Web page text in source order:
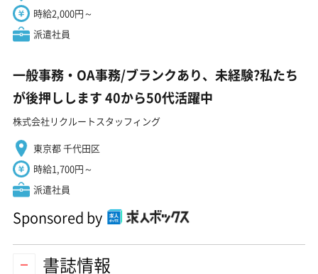
時給2,000円～
派遣社員
一般事務・OA事務/ブランクあり、未経験?私たち
が後押しします 40から50代活躍中
株式会社リクルートスタッフィング
東京都 千代田区
時給1,700円～
派遣社員
Sponsored by
書誌情報